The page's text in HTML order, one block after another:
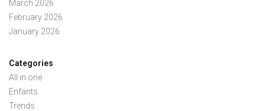
March 2026
February 2026
January 2026
Categories
All in one
Enfants
Trends